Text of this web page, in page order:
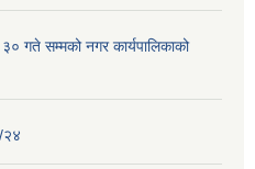
सम्मको नगर कार्यपालिकाको
२४